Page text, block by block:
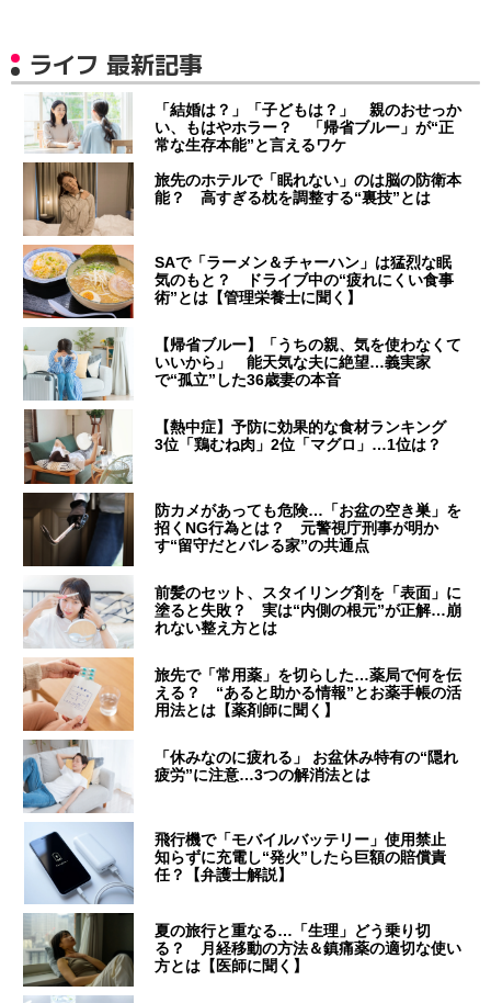
ライフ 最新記事
「結婚は？」「子どもは？」 親のおせっか
い、もはやホラー？ 「帰省ブルー」が“正
常な生存本能”と言えるワケ
旅先のホテルで「眠れない」のは脳の防衛本
能？ 高すぎる枕を調整する“裏技”とは
SAで「ラーメン＆チャーハン」は猛烈な眠
気のもと？ ドライブ中の“疲れにくい食事
術”とは【管理栄養士に聞く】
【帰省ブルー】「うちの親、気を使わなくて
いいから」 能天気な夫に絶望…義実家
で“孤立”した36歳妻の本音
【熱中症】予防に効果的な食材ランキング
3位「鶏むね肉」2位「マグロ」…1位は？
防カメがあっても危険…「お盆の空き巣」を
招くNG行為とは？ 元警視庁刑事が明か
す“留守だとバレる家”の共通点
前髪のセット、スタイリング剤を「表面」に
塗ると失敗？ 実は“内側の根元”が正解…崩
れない整え方とは
旅先で「常用薬」を切らした…薬局で何を伝
える？ “あると助かる情報”とお薬手帳の活
用法とは【薬剤師に聞く】
「休みなのに疲れる」 お盆休み特有の“隠れ
疲労”に注意…3つの解消法とは
飛行機で「モバイルバッテリー」使用禁止
知らずに充電し“発火”したら巨額の賠償責
任？【弁護士解説】
夏の旅行と重なる…「生理」どう乗り切
る？ 月経移動の方法＆鎮痛薬の適切な使い
方とは【医師に聞く】